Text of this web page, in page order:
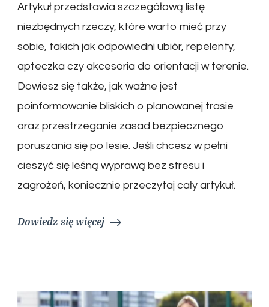
Artykuł przedstawia szczegółową listę
niezbędnych rzeczy, które warto mieć przy
sobie, takich jak odpowiedni ubiór, repelenty,
apteczka czy akcesoria do orientacji w terenie.
Dowiesz się także, jak ważne jest
poinformowanie bliskich o planowanej trasie
oraz przestrzeganie zasad bezpiecznego
poruszania się po lesie. Jeśli chcesz w pełni
cieszyć się leśną wyprawą bez stresu i
zagrożeń, koniecznie przeczytaj cały artykuł.
Dowiedz się więcej